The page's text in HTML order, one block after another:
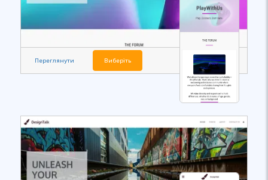
Переглянути Виберіть